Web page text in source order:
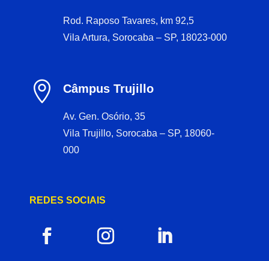
Rod. Raposo Tavares, km 92,5
Vila Artura, Sorocaba – SP, 18023-000
 Câmpus Trujillo
Av. Gen. Osório, 35
Vila Trujillo, Sorocaba – SP, 18060-
000
REDES SOCIAIS